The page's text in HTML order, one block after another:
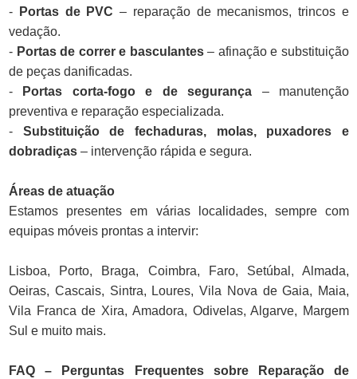
-
Portas de PVC – reparação de mecanismos, trincos e
vedação.
- Portas de correr e basculantes– afinação e substituição
de peças danificadas.
-
Portas corta-fogo e de segurança – manutenção
preventiva e reparação especializada.
- Substituição de fechaduras, molas, puxadores e
dobradiças – intervenção rápida e segura.
Áreas de atuação
Estamos presentes em várias localidades, sempre com
equipas móveis prontas a intervir:
Lisboa, Porto, Braga, Coimbra, Faro, Setúbal, Almada,
Oeiras, Cascais, Sintra, Loures, Vila Nova de Gaia, Maia,
Vila Franca de Xira, Amadora, Odivelas, Algarve, Margem
Sul e muito mais.
FAQ – Perguntas Frequentes sobre Reparação de